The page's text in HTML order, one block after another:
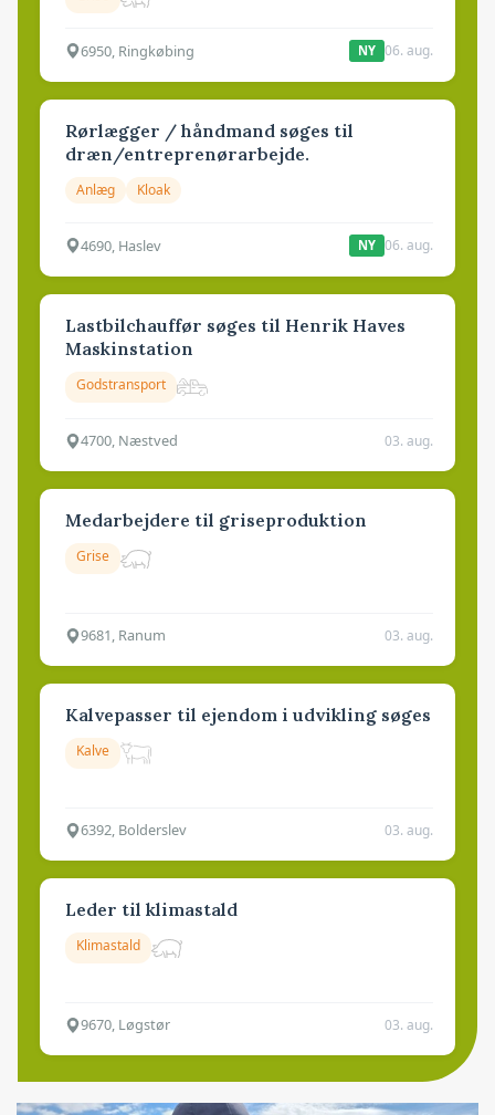
6950, Ringkøbing NY 06. aug.
Rørlægger / håndmand søges til
dræn/entreprenørarbejde.
Anlæg Kloak
4690, Haslev NY 06. aug.
Lastbilchauffør søges til Henrik Haves
Maskinstation
Godstransport
4700, Næstved 03. aug.
Medarbejdere til griseproduktion
Grise
9681, Ranum 03. aug.
Kalvepasser til ejendom i udvikling søges
Kalve
6392, Bolderslev 03. aug.
Leder til klimastald
Klimastald
9670, Løgstør 03. aug.